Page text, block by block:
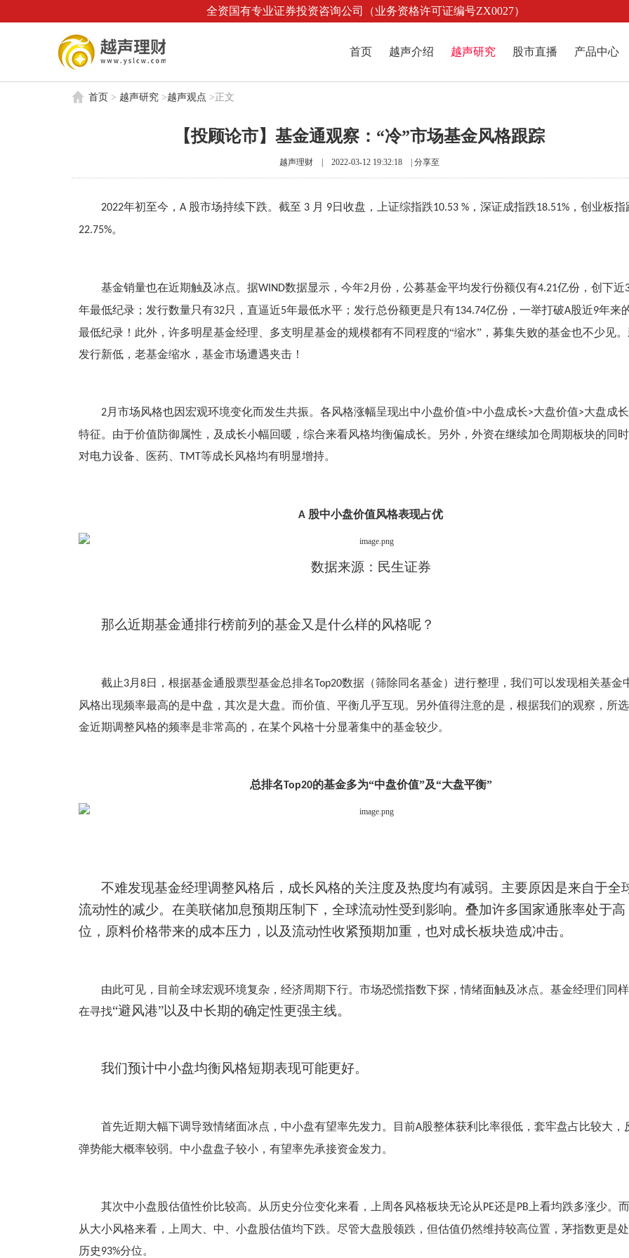
全资国有专业证券投资咨询公司（业务资格许可证编号ZX0027）
首页 越声介绍 越声研究 股市直播 产品中心
首页 > 越声研究 >越声观点 > 正文
【投顾论市】基金通观察：“冷”市场基金风格跟踪
越声理财 | 2022-03-12 19:32:18 | 分享至
2022年初至今， A 股市场持续下跌。截至 3 月 9日收盘，上证综指跌10.53 % ，深证成指跌18.51% ，创业板指
22.75%。
基金销量也在近期触及冰点。据WIND数据显示，今年2月份，公募基金平均发行份额仅有4.21亿份，创下近
年最低纪录；发行数量只有32只，直逼近5年最低水平；发行总份额更是只有134.74亿份，一举打破A股近9年来
最低纪录！此外，许多明星基金经理、多支明星基金的规模都有不同程度的“缩水”，募集失败的基金也不少见
发行新低，老基金缩水，基金市场遭遇夹击！
2月市场风格也因宏观环境变化而发生共振。各风格涨幅呈现出中小盘价值>中小盘成长>大盘价值>大盘成
特征。由于价值防御属性，及成长小幅回暖，综合来看风格均衡偏成长。另外，外资在继续加仓周期板块的同时
对电力设备、医药、
TMT 等成长风格均有明显增持。
A 股中小盘价值风格表现占优
数据来源：民生证券
那么近期基金通排行榜前列的基金又是什么样的风格呢？
截止3月 8日，根据基金通股票型基金总排名 Top20数据（筛除同名基金）进行整理，我们可以发现相关基金
风格出现频率最高的是中盘，其次是大盘。而价值、平衡几乎互现。另外值得注意的是，根据我们的观察，所
金近期调整风格的频率是非常高的，在某个风格十分显著集中的基金较少。
总排名Top20的基金多为“中盘价值”及“大盘平衡”
不难发现基金经理调整风格后，成长风格的关注度及热度均有减弱。主要原因是来自于全
流动性的减少。在美联储加息预期压制下，全球流动性受到影响。叠加许多国家通胀率处于高
位，原料价格带来的成本压力，以及流动性收紧预期加重，也对成长板块造成冲击。
由此可见，目前全球宏观环境复杂，经济周期下行。市场恐慌指数下探，情绪面触及冰点。基金经理们同
在寻找“避风港”以及中长期的确定性更强主线。
我们预计中小盘均衡风格短期表现可能更好。
首先近期大幅下调导致情绪面冰点，中小盘有望率先发力。目前A股整体获利比率很低，套牢盘占比较大，
弹势能大概率较弱。中小盘盘子较小，有望率先承接资金发力。
其次中小盘股估值性价比较高。从历史分位变化来看，上周各风格板块无论从 PE还是PB 上看均跌多涨少。而
从大小风格来看，上周大、中、小盘股估值均下跌。尽管大盘股领跌，但估值仍然维持较高位置，茅指数更是
历史93%分位。